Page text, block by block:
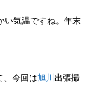
い気温ですね。年末
、今回は旭川 出張撮